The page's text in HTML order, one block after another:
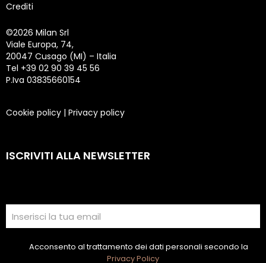
Crediti
©2026 Milan Srl
Viale Europa, 74,
20047 Cusago (MI) – Italia
Tel +39 02 90 39 45 56
P.Iva 03835660154
Cookie policy | Privacy policy
ISCRIVITI ALLA NEWSLETTER
Acconsento al trattamento dei dati personali secondo la
Privacy Policy